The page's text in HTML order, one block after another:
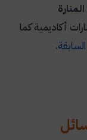
أكاديمية كما